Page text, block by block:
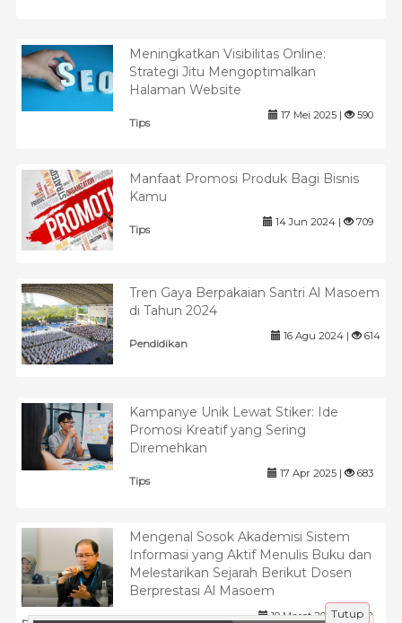
Meningkatkan Visibilitas Online:
Strategi Jitu Mengoptimalkan
Halaman Website
Tips
17 Mei 2025 | 590
Manfaat Promosi Produk Bagi Bisnis
Kamu
Tips
14 Jun 2024 | 709
Tren Gaya Berpakaian Santri Al Masoem
di Tahun 2024
Pendidikan
16 Agu 2024 | 614
Kampanye Unik Lewat Stiker: Ide
Promosi Kreatif yang Sering
Diremehkan
Tips
17 Apr 2025 | 683
Mengenal Sosok Akademisi Sistem
Informasi yang Aktif Menulis Buku dan
Melestarikan Sejarah Berikut Dosen
Berprestasi Al Masoem
19 Maret 2026 | 192
Tutup